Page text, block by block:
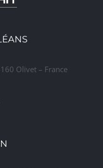
Olivet – France